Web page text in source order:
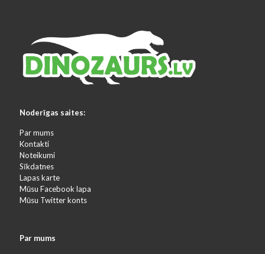
Noderīgas saites:
Par mums
Kontakti
Noteikumi
Sīkdatnes
Lapas karte
Mūsu Facebook lapa
Mūsu Twitter konts
Par mums